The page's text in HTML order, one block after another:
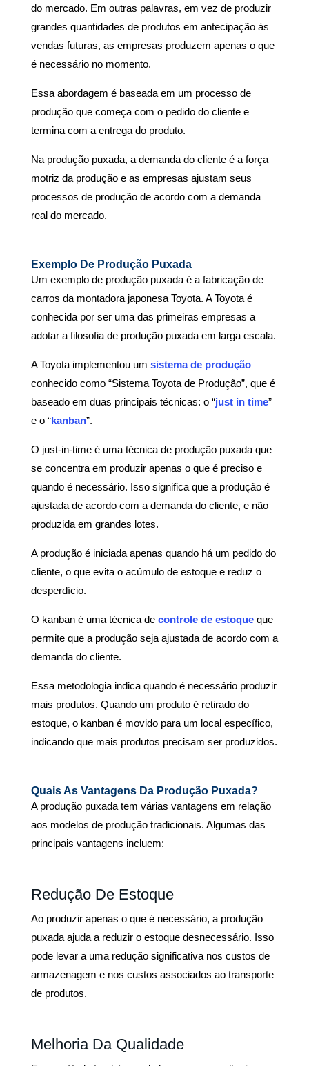
do mercado. Em outras palavras, em vez de produzir
grandes quantidades de produtos em antecipação às
vendas futuras, as empresas produzem apenas o que
é necessário no momento.
Essa abordagem é baseada em um processo de
produção que começa com o pedido do cliente e
termina com a entrega do produto.
Na produção puxada, a demanda do cliente é a força
motriz da produção e as empresas ajustam seus
processos de produção de acordo com a demanda
real do mercado.
Exemplo De Produção Puxada
Um exemplo de produção puxada é a fabricação de
carros da montadora japonesa Toyota. A Toyota é
conhecida por ser uma das primeiras empresas a
adotar a filosofia de produção puxada em larga escala.
A Toyota implementou um sistema de produção
conhecido como “Sistema Toyota de Produção”, que é
baseado em duas principais técnicas: o “just in time”
e o “kanban”.
O just-in-time é uma técnica de produção puxada que
se concentra em produzir apenas o que é preciso e
quando é necessário. Isso significa que a produção é
ajustada de acordo com a demanda do cliente, e não
produzida em grandes lotes.
A produção é iniciada apenas quando há um pedido do
cliente, o que evita o acúmulo de estoque e reduz o
desperdício.
O kanban é uma técnica de controle de estoqueque
permite que a produção seja ajustada de acordo com a
demanda do cliente.
Essa metodologia indica quando é necessário produzir
mais produtos. Quando um produto é retirado do
estoque, o kanban é movido para um local específico,
indicando que mais produtos precisam ser produzidos.
Quais As Vantagens Da Produção Puxada?
A produção puxada tem várias vantagens em relação
aos modelos de produção tradicionais. Algumas das
principais vantagens incluem:
Redução De Estoque
Ao produzir apenas o que é necessário, a produção
puxada ajuda a reduzir o estoque desnecessário. Isso
pode levar a uma redução significativa nos custos de
armazenagem e nos custos associados ao transporte
de produtos.
Melhoria Da Qualidade